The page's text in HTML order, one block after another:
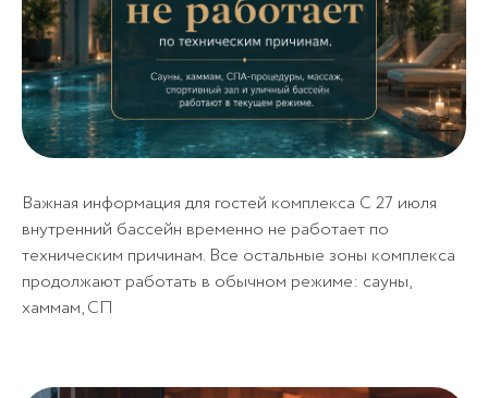
Важная информация для гостей комплекса С 27 июля
внутренний бассейн временно не работает по
техническим причинам. Все остальные зоны комплекса
продолжают работать в обычном режиме: сауны,
хаммам, СП
Отправить
Отмечая, вы даете согласие
обработку персональных данных
Отправить
Отмечая, вы даете согласие
наобработку персональных данных
Отправить
Отмечая, вы даете согласие
Отправить
Отмечая, вы даете согласие
Отправить
Отмечая, вы даёте согласие
наобработку персональных данных